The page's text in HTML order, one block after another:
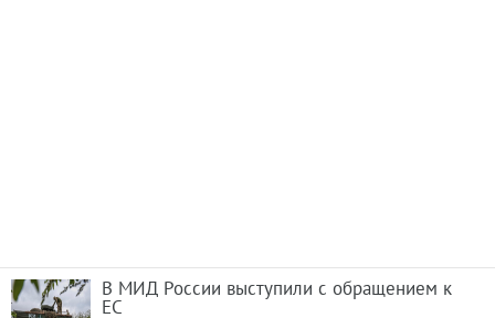
В МИД России выступили с обращением к
ЕС